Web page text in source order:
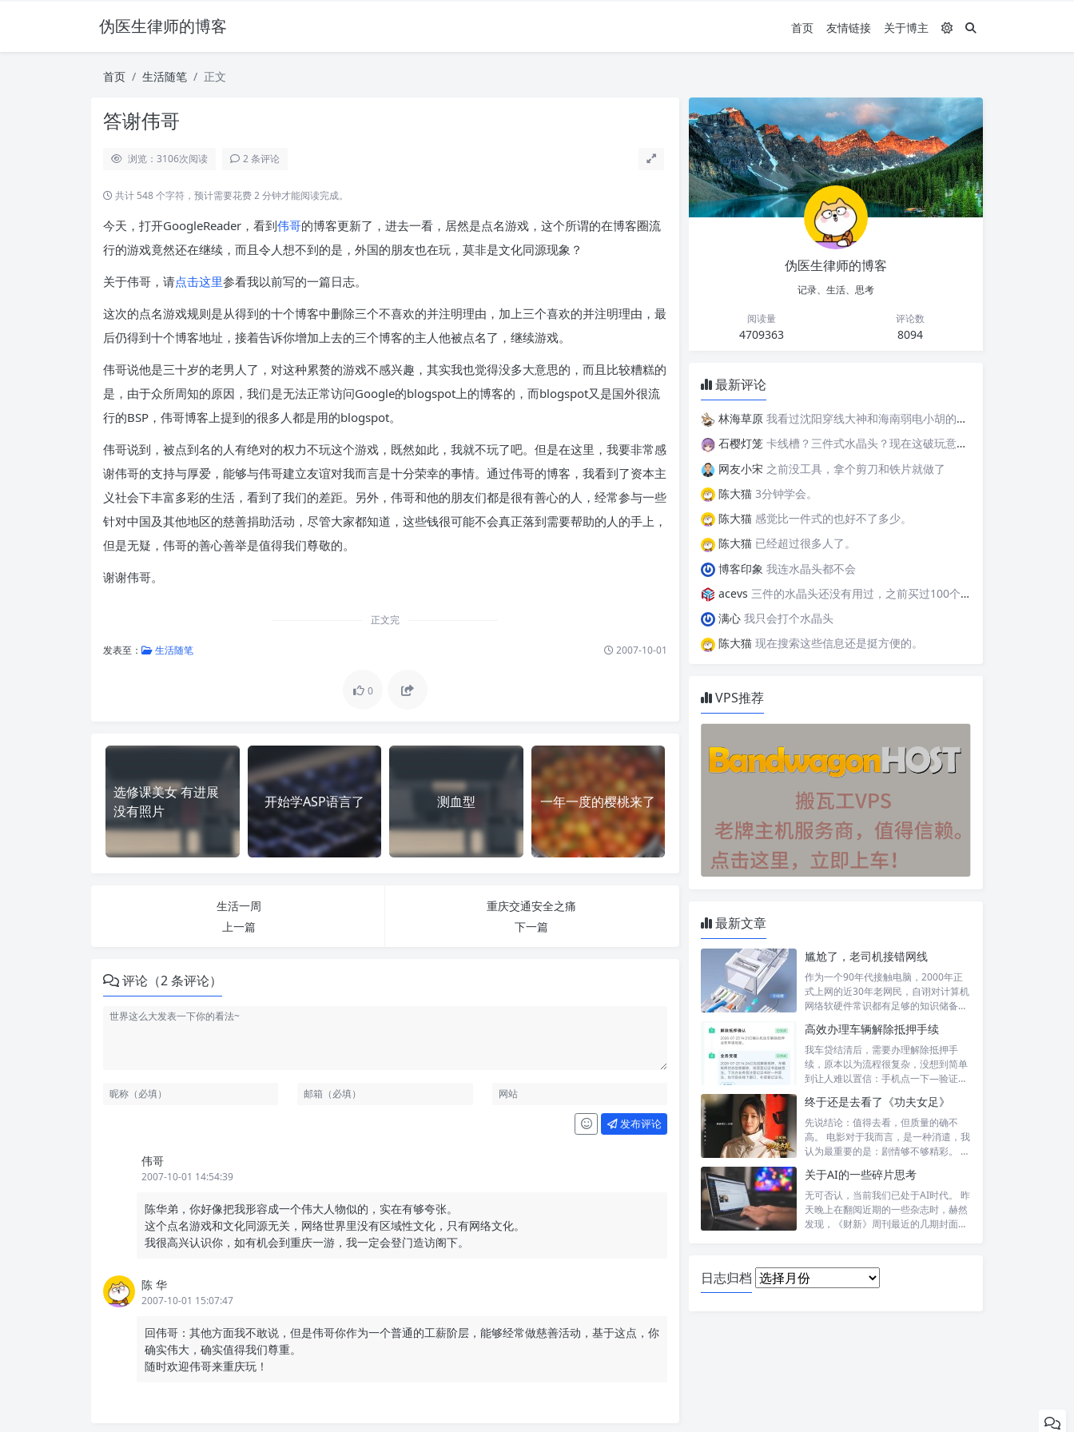
伪医生律师的博客 首页 友情链接 关于博主
首页 生活随笔 正文
答谢伟哥
浏览：3106次阅读 2 条评论
共计 548 个字符，预计需要花费 2 分钟才能阅读完成。
今天，打开GoogleReader，看到伟哥的博客更新了，进去一看，居然是点名游戏，这个所谓的在博客圈流
行的游戏竟然还在继续，而且令人想不到的是，外国的朋友也在玩，莫非是文化同源现象？
关于伟哥，请点击这里参看我以前写的一篇日志。
这次的点名游戏规则是从得到的十个博客中删除三个不喜欢的并注明理由，加上三个喜欢的并注明理由，最
后仍得到十个博客地址，接着告诉你增加上去的三个博客的主人他被点名了，继续游戏。
伟哥说他是三十岁的老男人了，对这种累赘的游戏不感兴趣，其实我也觉得没多大意思的，而且比较糟糕的
是，由于众所周知的原因，我们是无法正常访问Google的blogspot上的博客的，而blogspot又是国外很流
行的BSP，伟哥博客上提到的很多人都是用的blogspot。
伟哥说到，被点到名的人有绝对的权力不玩这个游戏，既然如此，我就不玩了吧。但是在这里，我要非常感
谢伟哥的支持与厚爱，能够与伟哥建立友谊对我而言是十分荣幸的事情。通过伟哥的博客，我看到了资本主
义社会下丰富多彩的生活，看到了我们的差距。另外，伟哥和他的朋友们都是很有善心的人，经常参与一些
针对中国及其他地区的慈善捐助活动，尽管大家都知道，这些钱很可能不会真正落到需要帮助的人的手上，
但是无疑，伟哥的善心善举是值得我们尊敬的。
谢谢伟哥。
正文完
发表至： 生活随笔 2007-10-01
0
选修课美女 有进展
没有照片
开始学ASP语言了 测血型 一年一度的樱桃来了
生活一周
上一篇
重庆交通安全之痛
下一篇
评论（2 条评论）
发布评论
伟哥
2007-10-01 14:54:39
陈华弟，你好像把我形容成一个伟大人物似的，实在有够夸张。
这个点名游戏和文化同源无关，网络世界里没有区域性文化，只有网络文化。
我很高兴认识你，如有机会到重庆一游，我一定会登门造访阁下。
陈 华
2007-10-01 15:07:47
回伟哥：其他方面我不敢说，但是伟哥你作为一个普通的工薪阶层，能够经常做慈善活动，基于这点，你
确实伟大，确实值得我们尊重。
随时欢迎伟哥来重庆玩！
伪医生律师的博客
记录、生活、思考
阅读量
4709363
评论数
8094
最新评论
林海草原 我看过沈阳穿线大神和海南弱电小胡的视频，他们做这些的熟练程度，是不是也是建立在这些翻车之上的....
石樱灯笼 卡线槽？三件式水晶头？现在这破玩意变得这么复杂了？
网友小宋 之前没工具，拿个剪刀和铁片就做了
陈大猫 3分钟学会。
陈大猫 感觉比一件式的也好不了多少。
陈大猫 已经超过很多人了。
博客印象 我连水晶头都不会
acevs 三件的水晶头还没有用过，之前买过100个水晶头还没有 用完。
满心 我只会打个水晶头
陈大猫 现在搜索这些信息还是挺方便的。
VPS推荐
最新文章
尴尬了，老司机接错网线
作为一个90年代接触电脑，2000年正
式上网的近30年老网民，自诩对计算机
网络软硬件常识都有足够的知识储备，
高效办理车辆解除抵押手续
我车贷结清后，需要办理解除抵押手
续，原本以为流程很复杂，没想到简单
到让人难以置信：手机点一下—验证头
终于还是去看了《功夫女足》
先说结论：值得去看，但质量的确不
高。 电影对于我而言，是一种消遣，我
认为最重要的是：剧情够不够精彩。 比
关于AI的一些碎片思考
无可否认，当前我们已处于AI时代。 昨
天晚上在翻阅近期的一些杂志时，赫然
发现，《财新》周刊最近的几期封面报
日志归档 日